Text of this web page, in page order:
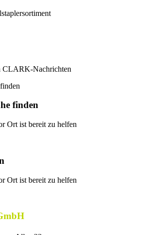
CLARK-Nachrichten
finden
Ort ist bereit zu helfen
Ort ist bereit zu helfen